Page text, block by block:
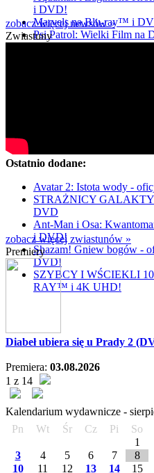
i DVD!
Marvels na Blu-ray™ i
Psi Patrol: Wielki Film na
zobacz więcej newsów »
Zwiastuny
Ostatnio dodane:
Avatar 2: Istota wody -
STRAŻNICY
DVD
Ant-Man i Osa:
i DVD!
Shazam! Gniew bogów -
DVD!
SZYBCY I WŚCIEKLI
RAY™ i 4K UHD!
zobacz więcej zwiastunów »
Premiery
Diabeł ubiera się u Prady 2
Premiera: 03.08.2026
1 z 14
Kalendarium wydawnicze -
Pn
Wt Śr Cz Pi So
1
3
4 5 6 7 8
10
11 12 13 14 15